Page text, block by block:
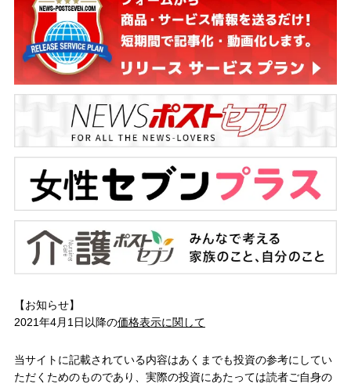
【お知らせ】
2021年4月1日以降の価格表示に関して
当サイトに記載されている内容はあくまでも投資の参考にしてい
ただくためのものであり、実際の投資にあたっては読者ご自身の